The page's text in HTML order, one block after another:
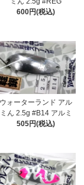
600円(税込)
ウォーターランド アル
ミん 2.5g #B14 アルミ
505円(税込)